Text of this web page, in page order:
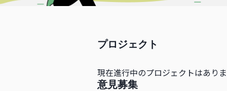
プロジェクト
現在進行中のプロジェクトはあり
意見募集